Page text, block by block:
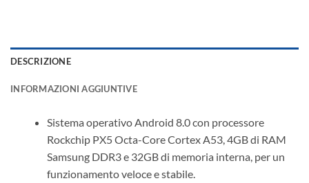
DESCRIZIONE
INFORMAZIONI AGGIUNTIVE
Sistema operativo Android 8.0 con processore
Rockchip PX5 Octa-Core Cortex A53, 4GB di RAM
Samsung DDR3 e 32GB di memoria interna, per un
funzionamento veloce e stabile.